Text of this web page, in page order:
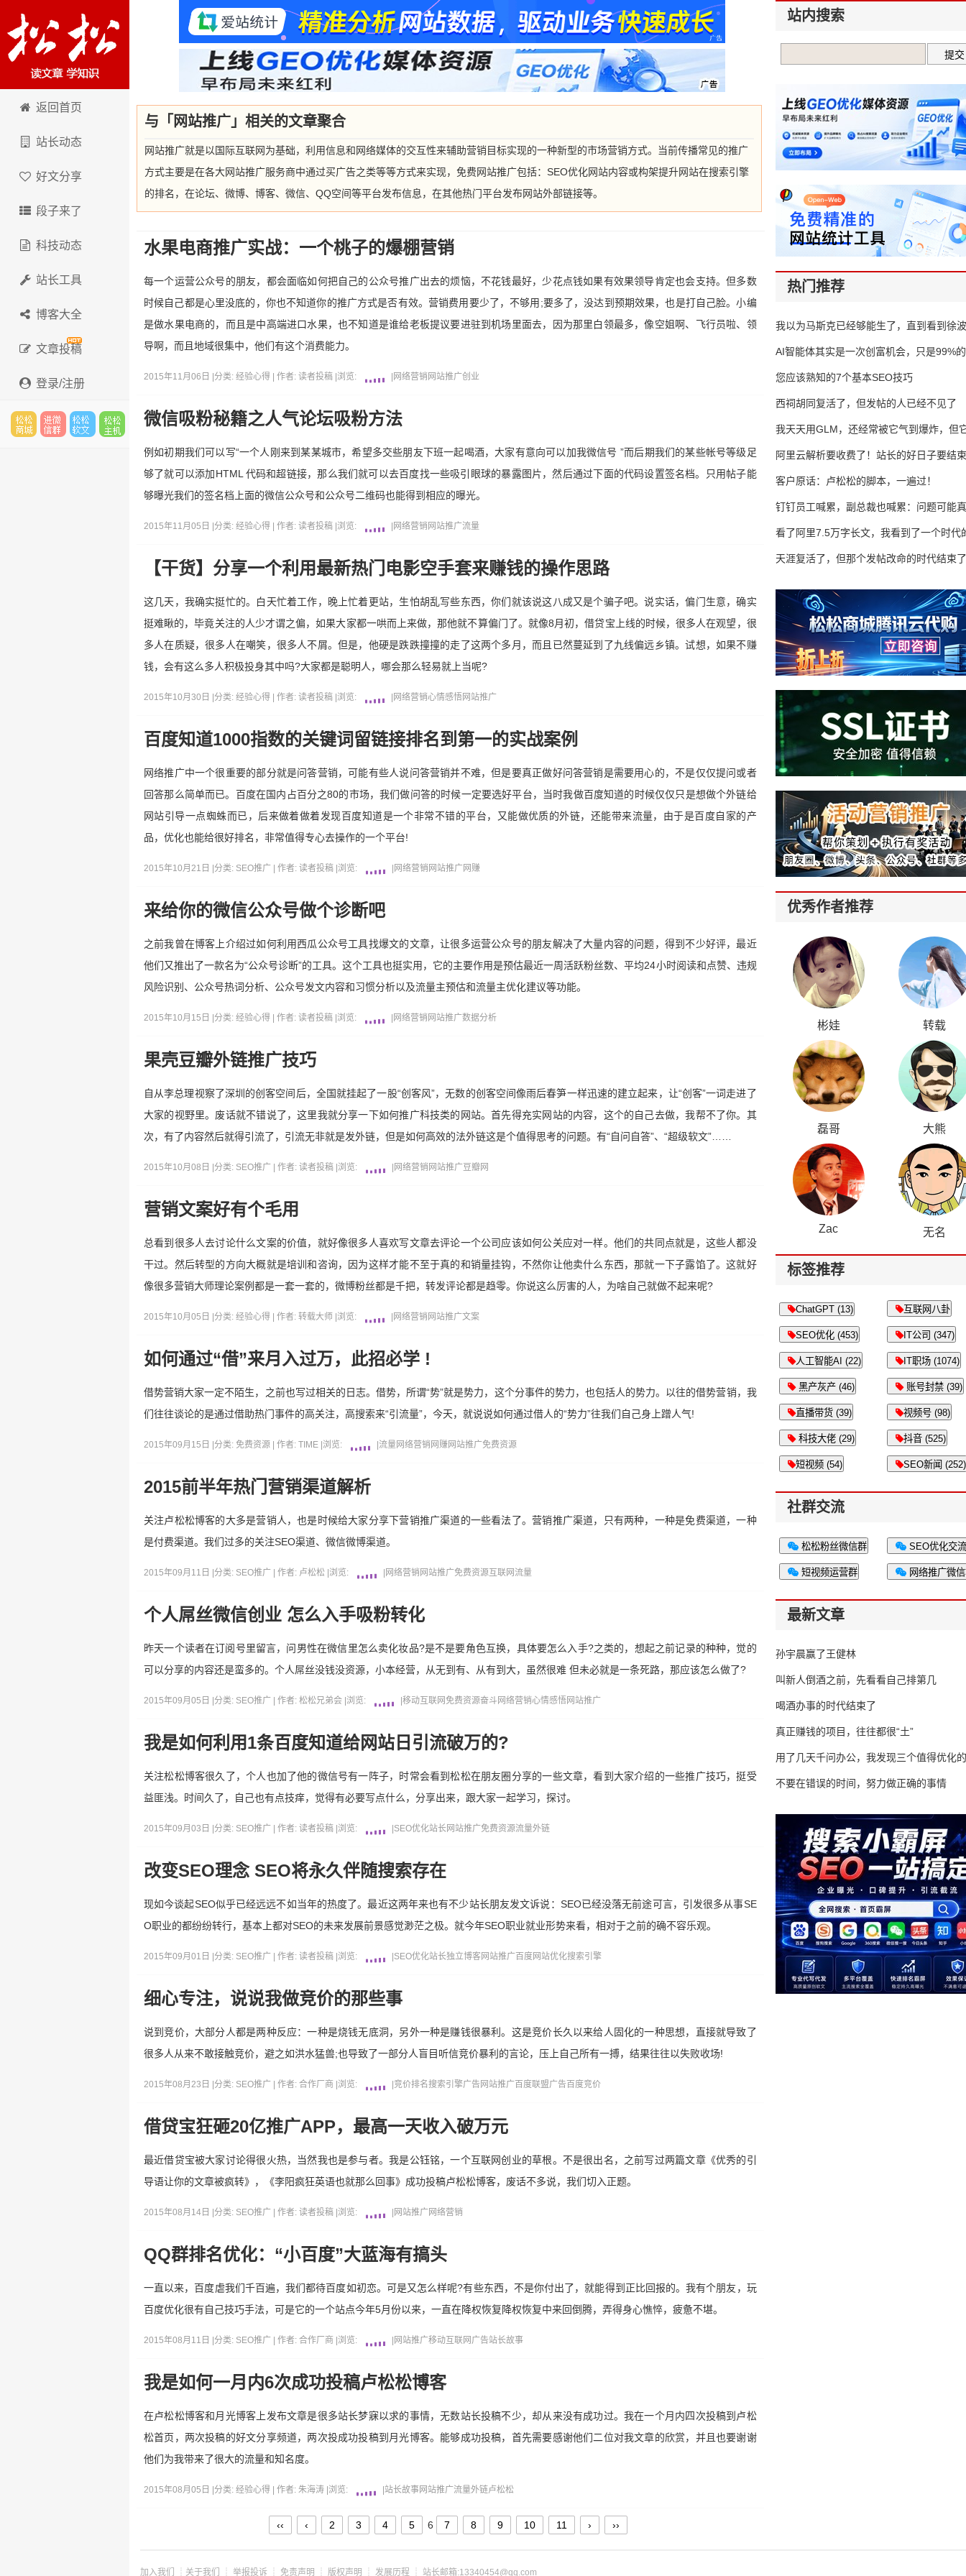
卢松松博客
返回首页
站长动态
好文分享
段子来了
科技动态
站长工具
博客大全
文章投稿
登录/注册
与「网站推广」相关的文章聚合
网站推广就是以国际互联网为基础，利用信息和网络媒体的交互性来辅助营销目标实现的一种新型的市场营销方式。当前传播常见的推广
方式主要是在各大网站推广服务商中通过买广告之类等等方式来实现，免费网站推广包括：SEO优化网站内容或构架提升网站在搜索引擎
的排名，在论坛、微博、博客、微信、QQ空间等平台发布信息，在其他热门平台发布网站外部链接等。
水果电商推广实战：一个桃子的爆棚营销
每一个运营公众号的朋友，都会面临如何把自己的公众号推广出去的烦恼，不花钱最好，少花点钱如果有效果领导肯定也会支持。但多数
时候自己都是心里没底的，你也不知道你的推广方式是否有效。营销费用要少了，不够用;要多了，没达到预期效果，也是打自己脸。小编
是做水果电商的，而且是中高端进口水果，也不知道是谁给老板提议要进驻到机场里面去，因为那里白领最多，像空姐啊、飞行员啦、领
导啊，而且地域很集中，他们有这个消费能力。
2015年11月06日 | 分类: 经验心得 | 作者: 读者投稿 浏览: 网络营销 网站推广创业
微信吸粉秘籍之人气论坛吸粉方法
例如初期我们可以写“一个人刚来到某某城市，希望多交些朋友下班一起喝酒，大家有意向可以加我微信号 ”而后期我们的某些帐号等级足
够了就可以添加HTML 代码和超链接，那么我们就可以去百度找一些吸引眼球的暴露图片，然后通过下面的代码设置签名档。只用帖子能
够曝光我们的签名档上面的微信公众号和公众号二维码也能得到相应的曝光。
2015年11月05日 | 分类: 经验心得 | 作者: 读者投稿 浏览: 网络营销 网站推广流量
【干货】分享一个利用最新热门电影空手套来赚钱的操作思路
这几天，我确实挺忙的。白天忙着工作，晚上忙着更站，生怕胡乱写些东西，你们就该说这八成又是个骗子吧。说实话，偏门生意，确实
挺难瞅的，毕竟关注的人少才谓之偏，如果大家都一哄而上来做，那他就不算偏门了。就像8月初，借贷宝上线的时候，很多人在观望，很
多人在质疑，很多人在嘲笑，很多人不屑。但是，他硬是跌跌撞撞的走了这两个多月，而且已然蔓延到了九线偏远乡镇。试想，如果不赚
钱，会有这么多人积极投身其中吗?大家都是聪明人，哪会那么轻易就上当呢?
2015年10月30日 | 分类: 经验心得 | 作者: 读者投稿 浏览: 网络营销心情感悟网站推广
百度知道1000指数的关键词留链接排名到第一的实战案例
网络推广中一个很重要的部分就是问答营销，可能有些人说问答营销并不难，但是要真正做好问答营销是需要用心的，不是仅仅提问或者
回答那么简单而已。百度在国内占百分之80的市场，我们做问答的时候一定要选好平台，当时我做百度知道的时候仅仅只是想做个外链给
网站引导一点蜘蛛而已，后来做着做着发现百度知道是一个非常不错的平台，又能做优质的外链，还能带来流量，由于是百度自家的产
品，优化也能给很好排名，非常值得专心去操作的一个平台!
2015年10月21日 | 分类: SEO推广 | 作者: 读者投稿 浏览: 网络营销 网站推广网赚
来给你的微信公众号做个诊断吧
之前我曾在博客上介绍过如何利用西瓜公众号工具找爆文的文章，让很多运营公众号的朋友解决了大量内容的问题，得到不少好评，最近
他们又推出了一款名为“公众号诊断”的工具。这个工具也挺实用，它的主要作用是预估最近一周活跃粉丝数、平均24小时阅读和点赞、违规
风险识别、公众号热词分析、公众号发文内容和习惯分析以及流量主预估和流量主优化建议等功能。
2015年10月15日 | 分类: 经验心得 | 作者: 读者投稿 浏览: 网络营销 网站推广数据分析
果壳豆瓣外链推广技巧
自从李总理视察了深圳的创客空间后，全国就挂起了一股“创客风”，无数的创客空间像雨后春笋一样迅速的建立起来，让“创客”一词走进了
大家的视野里。废话就不错说了，这里我就分享一下如何推广科技类的网站。首先得充实网站的内容，这个的自己去做，我帮不了你。其
次，有了内容然后就得引流了，引流无非就是发外链，但是如何高效的法外链这是个值得思考的问题。有“自问自答”、“超级软文”……
2015年10月08日 | 分类: SEO推广 | 作者: 读者投稿 浏览: 网络营销 网站推广豆瓣网
营销文案好有个毛用
总看到很多人去讨论什么文案的价值，就好像很多人喜欢写文章去评论一个公司应该如何公关应对一样。他们的共同点就是，这些人都没
干过。然后转型的方向大概就是培训和咨询，因为这样才能不至于真的和销量挂钩，不然你让他卖什么东西，那就一下子露馅了。这就好
像很多营销大师理论案例都是一套一套的，微博粉丝都是千把，转发评论都是趋零。你说这么厉害的人，为啥自己就做不起来呢?
2015年10月05日 | 分类: 经验心得 | 作者: 转载大师 浏览: 网络营销 网站推广文案
如何通过“借”来月入过万，此招必学 !
借势营销大家一定不陌生，之前也写过相关的日志。借势，所谓“势”就是势力，这个分事件的势力，也包括人的势力。以往的借势营销，我
们往往谈论的是通过借助热门事件的高关注，高搜索来“引流量”，今天，就说说如何通过借人的“势力”往我们自己身上蹭人气!
2015年09月15日 | 分类: 免费资源 | 作者: TIME 浏览: 流量网络营销 网赚网站推广免费资源
2015前半年热门营销渠道解析
关注卢松松博客的大多是营销人，也是时候给大家分享下营销推广渠道的一些看法了。营销推广渠道，只有两种，一种是免费渠道，一种
是付费渠道。我们过多的关注SEO渠道、微信微博渠道。
2015年09月11日 | 分类: SEO推广 | 作者: 卢松松 浏览: 网络营销 网站推广免费资源互联网流量
个人屌丝微信创业 怎么入手吸粉转化
昨天一个读者在订阅号里留言，问男性在微信里怎么卖化妆品?是不是要角色互换，具体要怎么入手?之类的，想起之前记录的种种，觉的
可以分享的内容还是蛮多的。个人屌丝没钱没资源，小本经营，从无到有、从有到大，虽然很难 但未必就是一条死路，那应该怎么做了?
2015年09月05日 | 分类: SEO推广 | 作者: 松松兄弟会 浏览: 移动互联网 免费资源奋斗 网络营销心情感悟网站推广
我是如何利用1条百度知道给网站日引流破万的?
关注松松博客很久了，个人也加了他的微信号有一阵子，时常会看到松松在朋友圈分享的一些文章，看到大家介绍的一些推广技巧，挺受
益匪浅。时间久了，自己也有点技痒，觉得有必要写点什么，分享出来，跟大家一起学习，探讨。
2015年09月03日 | 分类: SEO推广 | 作者: 读者投稿 浏览: SEO优化站长网站推广免费资源流量外链
改变SEO理念 SEO将永久伴随搜索存在
现如今谈起SEO似乎已经远远不如当年的热度了。最近这两年来也有不少站长朋友发文诉说：SEO已经没落无前途可言，引发很多从事SE
O职业的都纷纷转行，基本上都对SEO的未来发展前景感觉渺茫之极。就今年SEO职业就业形势来看，相对于之前的确不容乐观。
2015年09月01日 | 分类: SEO推广 | 作者: 读者投稿 浏览: SEO优化站长独立博客 网站推广百度 网站优化搜索引擎
细心专注，说说我做竞价的那些事
说到竞价，大部分人都是两种反应：一种是烧钱无底洞，另外一种是赚钱很暴利。这是竞价长久以来给人固化的一种思想，直接就导致了
很多人从来不敢接触竞价，避之如洪水猛兽;也导致了一部分人盲目听信竞价暴利的言论，压上自己所有一搏，结果往往以失败收场!
2015年08月23日 | 分类: SEO推广 | 作者: 合作厂商 浏览: 竞价排名搜索引擎广告网站推广百度联盟广告百度竞价
借贷宝狂砸20亿推广APP，最高一天收入破万元
最近借贷宝被大家讨论得很火热，当然我也是参与者。我是公钰铭，一个互联网创业的草根。不是很出名，之前写过两篇文章《优秀的引
导语让你的文章被疯转》，《李阳疯狂英语也就那么回事》成功投稿卢松松博客，废话不多说，我们切入正题。
2015年08月14日 | 分类: SEO推广 | 作者: 读者投稿 浏览: 网站推广网络营销
QQ群排名优化：“小百度”大蓝海有搞头
一直以来，百度虐我们千百遍，我们都待百度如初恋。可是又怎么样呢?有些东西，不是你付出了，就能得到正比回报的。我有个朋友，玩
百度优化很有自己技巧手法，可是它的一个站点今年5月份以来，一直在降权恢复降权恢复中来回倒腾，弄得身心憔悴，疲惫不堪。
2015年08月11日 | 分类: SEO推广 | 作者: 合作厂商 浏览: 网站推广移动互联网 广告站长故事
我是如何一月内6次成功投稿卢松松博客
在卢松松博客和月光博客上发布文章是很多站长梦寐以求的事情，无数站长投稿不少，却从来没有成功过。我在一个月内四次投稿到卢松
松首页，两次投稿的好文分享频道，两次投成功投稿到月光博客。能够成功投稿，首先需要感谢他们二位对我文章的欣赏，并且也要谢谢
他们为我带来了很大的流量和知名度。
2015年08月05日 | 分类: 经验心得 | 作者: 朱海涛 浏览: 站长故事网站推广流量外链卢松松
‹‹ ‹ 2 3 4 5 6 7 8 9 10 11 › ››
站内搜索
热门推荐
我以为马斯克已经够能生了，直到看到
AI智能体其实是一次创富机会，只是99%
错过了
您应该熟知的7个基本SEO技巧
西祠胡同复活了，但发帖的人已经不见了
我天天用GLM，还经常被它气到爆炸，但
16万亿
阿里云解析要收费了！站长的好日子要结
客户原话：卢松松的脚本，一遍过！
钉钉员工喊累，副总裁也喊累：问题可能
了
看了阿里7.5万字长文，我看到了一个时代
天涯复活了，但那个发帖改命的时代结束了
优秀作者推荐
彬娃 转载
磊哥 大熊
Zac 无名
标签推荐
ChatGPT (13) 互联网八卦
SEO优化 (453) IT公司 (347)
人工智能AI (22) IT职场 (1074)
黑产灰产 (46) 账号封禁 (39)
直播带货 (39) 视频号 (98)
科技大佬 (29) 抖音 (525)
短视频 (54) SEO新闻 (252)
社群交流
松松粉丝微信群 SEO优化交
短视频运营群 网络推广微
最新文章
孙宇晨赢了王健林
叫新人倒酒之前，先看看自己排第几
喝酒办事的时代结束了
真正赚钱的项目，往往都很“土”
用了几天千问办公，我发现三个值得优化
不要在错误的时间，努力做正确的事情
加入我们 关于我们 举报投诉 免责声明 版权声明 发展历程 ┊ 站长邮箱:13340454@qq.com